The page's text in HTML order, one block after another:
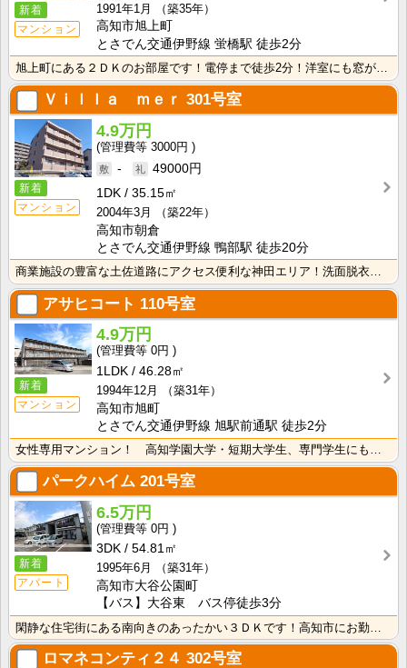
新着
マンション
1991年1月
（築35年）
高知市旭上町
とさでん交通伊野線 蛍橋駅 徒歩2分
Ｖｉｌｌａ ｍｅｒ 301号室
新着
マンション
4.9万円
3000円
-
49000円
1DK
35.15㎡
2004年3月
（築22年）
高知市朝倉
とさでん交通伊野線 鴨部駅 徒歩20分
アサヒコート 110号室
新着
マンション
4.9万円
0円
1LDK
46.28㎡
1994年12月
（築31年）
高知市旭町
とさでん交通伊野線 旭駅前通駅 徒歩2分
パークハイム 201号室
新着
アパート
6.5万円
0円
3DK
54.81㎡
1995年6月
（築31年）
高知市大谷公園町
【バス】大谷東 バス停徒歩3分
ロマネコンティ２４ 302号室